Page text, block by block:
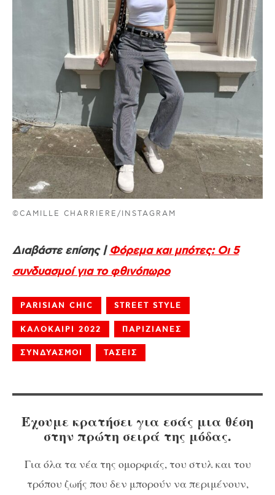
©CAMILLE CHARRIERE/INSTAGRAM
Διαβάστε επίσης | Φόρεμα και μπότες: Οι 5
συνδυασμοί για το φθινόπωρο
PARISIAN CHIC STREET STYLE
ΚΑΛΟΚΑΙΡΙ 2022 ΠΑΡΙΖΙΑΝΕΣ
ΣΥΝΔΥΑΣΜΟΙ ΤΑΣΕΙΣ
Έχουμε κρατήσει για εσάς μια θέση
στην πρώτη σειρά της μόδας.
Για όλα τα νέα της ομορφιάς, του στυλ και του
τρόπου ζωής που δεν μπορούν να περιμένουν,